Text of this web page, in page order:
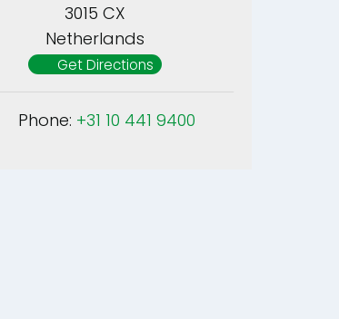
3015 CX
Netherlands
Get Directions
Phone: +31 10 441 9400